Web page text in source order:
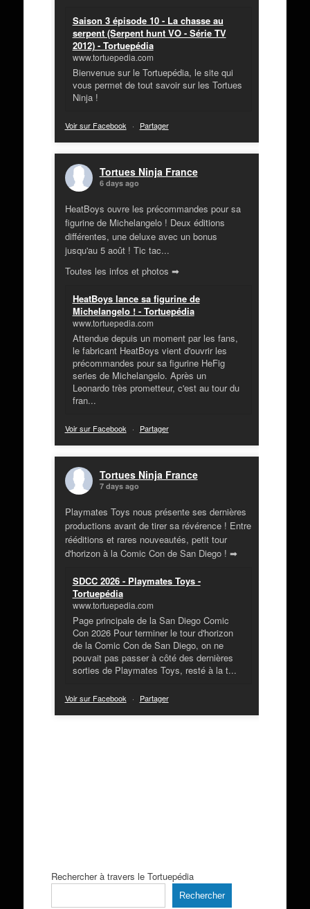
Saison 3 épisode 10 - La chasse au
serpent (Serpent hunt VO - Série TV
2012) - Tortuepédia
www.tortuepedia.com
Bienvenue sur le Tortuepédia, le site qui
vous permet de tout savoir sur les Tortues
Ninja !
Voir sur Facebook · Partager
Tortues Ninja France
6 days ago
HeatBoys ouvre les précommandes pour sa
figurine de Michelangelo ! Deux éditions
différentes, une deluxe avec un bonus
jusqu'au 5 août ! Tic tac...
Toutes les infos et photos ➡
HeatBoys lance sa figurine de
Michelangelo ! - Tortuepédia
www.tortuepedia.com
Attendue depuis un moment par les fans,
le fabricant HeatBoys vient d'ouvrir les
précommandes pour sa figurine HeFig
series de Michelangelo. Après un
Leonardo très prometteur, c'est au tour du
fran...
Voir sur Facebook · Partager
Tortues Ninja France
7 days ago
Playmates Toys nous présente ses dernières
productions avant de tirer sa révérence ! Entre
rééditions et rares nouveautés, petit tour
d'horizon à la Comic Con de San Diego ! ➡
SDCC 2026 - Playmates Toys -
Tortuepédia
www.tortuepedia.com
Page principale de la San Diego Comic
Con 2026 Pour terminer le tour d'horizon
de la Comic Con de San Diego, on ne
pouvait pas passer à côté des dernières
sorties de Playmates Toys, resté à la t...
Voir sur Facebook · Partager
Rechercher à travers le Tortuepédia
Rechercher